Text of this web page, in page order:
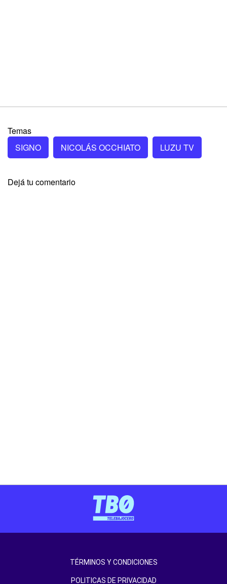
Temas
SIGNO
NICOLÁS OCCHIATO LUZU TV
Dejá tu comentario
TÉRMINOS Y CONDICIONES
POLITICAS DE PRIVACIDAD